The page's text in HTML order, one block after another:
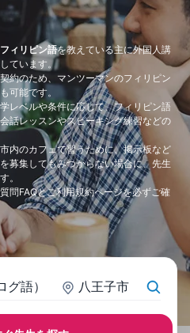
フィリピン語を教えている主に外国人講
ています。
約のため、マンツーマンのフィリピン
可能です。
レベルや条件に応じて、フィリピン語
話レッスンやスピーキング練習などの
内のカフェで習うために、掲示板など
募集してもみつからない場合に、先生
。
問FAQとご利用規約ページを必ずご確
語） 八王子市